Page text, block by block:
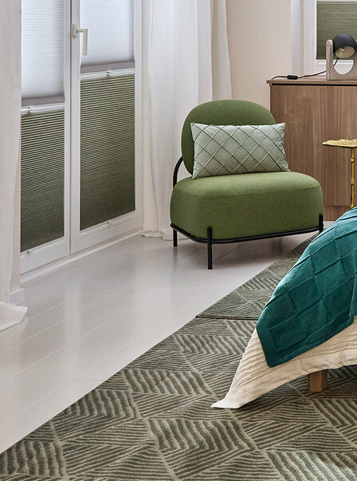
Vi ste Arhitekt, Inzinjer objekata ili specijalist za planove i
imate aktuelan projekat? Rado se mozete posavjetovati sa
nasim zaposlenicima.
+43 7272 5661 - 520
Kontaktirajte nas
LEHA GmbH
Aumühle 38
4075 Breitenaich
Austria
+43 72725661 – 0
info@leha.at
Pronađite trgovca
Privatnost
Whistleblower
Impresum
Pronađite trgovca
Kontakt
Privatnost
Whistleblower